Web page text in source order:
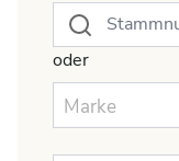
oder
Marke